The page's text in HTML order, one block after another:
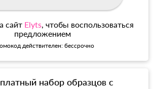
сайт Elyts, чтобы воспользоваться
предложением
действителен: бессрочно
набор образцов с